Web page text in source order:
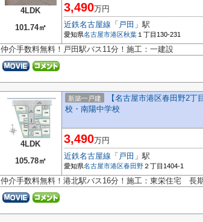
4LDK
101.74㎡
3,490万円
近鉄名古屋線 「 戸田 」駅
愛知県名古屋市港区秋葉 １丁目130-231
仲介手数料無料！戸田駅バス11分！施工：一建設
4LDK
105.78㎡
新築一戸建
【名古屋市港区春田野2
校・南陽中学校
3,490万円
近鉄名古屋線 「 戸田 」駅
愛知県名古屋市港区春田野 ２丁目1404-1
仲介手数料無料！港北駅バス16分！施工：東栄住宅 長